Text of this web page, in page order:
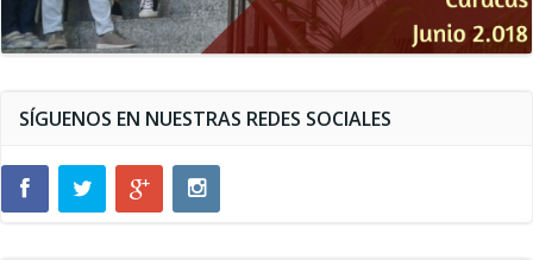
SÍGUENOS EN NUESTRAS REDES SOCIALES